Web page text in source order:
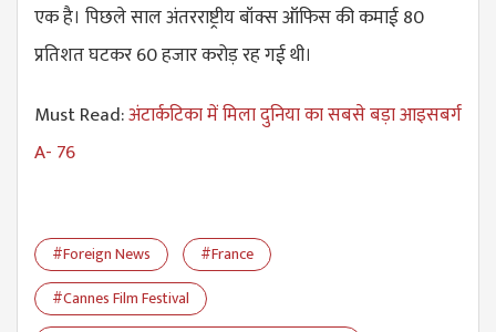
एक है। पिछले साल अंतरराष्ट्रीय बॉक्स ऑफिस की कमाई 80
प्रतिशत घटकर 60 हजार करोड़ रह गई थी।
Must Read:अंटार्कटिका में मिला दुनिया का सबसे बड़ा आइसबर्ग
A- 76
#Foreign News
#France
#Cannes Film Festival